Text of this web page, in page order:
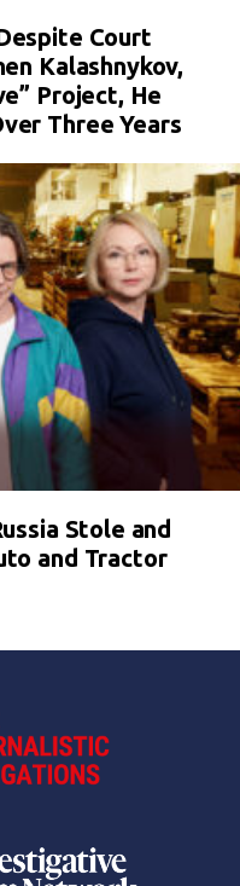
Court
Kalashnykov,
Project, He
Three Years
Stole and
and Tractor